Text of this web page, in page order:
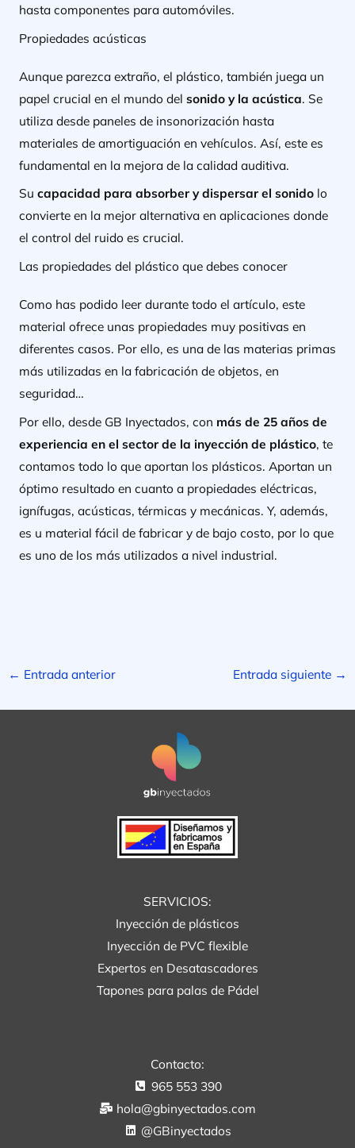
hasta componentes para automóviles.
Propiedades acústicas
Aunque parezca extraño, el plástico, también juega un
papel crucial en el mundo del sonido y la acústica. Se
utiliza desde paneles de insonorización hasta
materiales de amortiguación en vehículos. Así, este es
fundamental en la mejora de la calidad auditiva.
Su capacidad para absorber y dispersar el sonidolo
convierte en la mejor alternativa en aplicaciones donde
el control del ruido es crucial.
Las propiedades del plástico que debes conocer
Como has podido leer durante todo el artículo, este
material ofrece unas propiedades muy positivas en
diferentes casos. Por ello, es una de las materias primas
más utilizadas en la fabricación de objetos, en
seguridad…
Por ello, desde GB Inyectados, con más de 25 años de
experiencia en el sector de la inyección de plástico, te
contamos todo lo que aportan los plásticos. Aportan un
óptimo resultado en cuanto a propiedades eléctricas,
ignífugas, acústicas, térmicas y mecánicas. Y, además,
es u material fácil de fabricar y de bajo costo, por lo que
es uno de los más utilizados a nivel industrial.
← Entrada anterior Entrada siguiente →
SERVICIOS:
Inyección de plásticos
Inyección de PVC flexible
Expertos en Desatascadores
Tapones para palas de Pádel
Contacto:
965 553 390
hola@gbinyectados.com
@GBinyectados